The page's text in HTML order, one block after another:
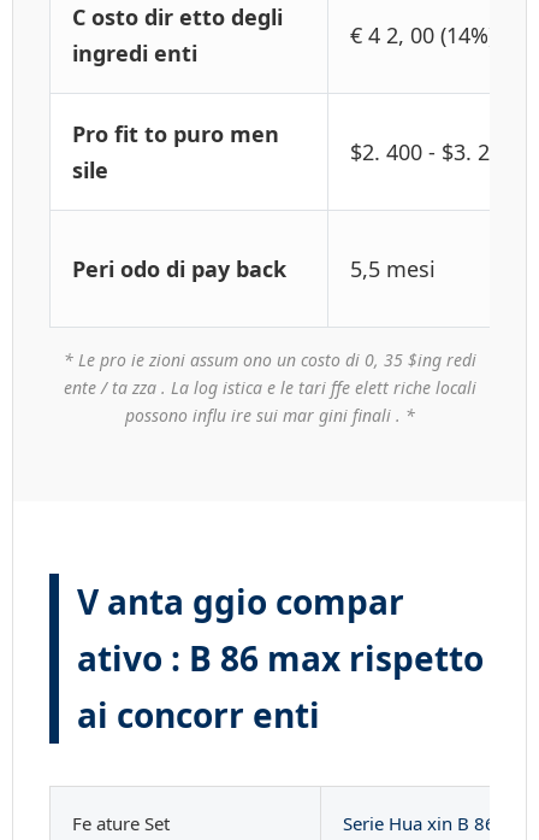
C osto dir etto degli
ingredi enti
€ 4 2, 00 (14%)
Pro fit to puro men
sile
$2. 400 - $3. 200
Peri odo di pay back 5,5 mesi
* Le pro ie zioni assum ono un costo di 0, 35 $ing redi
ente / ta zza . La log istica e le tari ffe elett riche locali
possono influ ire sui mar gini finali . *
V anta ggio compar
ativo : B 86 max rispetto
ai concorr enti
Fe ature Set Serie Hua xin B 86 max